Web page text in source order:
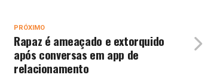
PRÓXIMO
Rapaz é ameaçado e extorquido
após conversas em app de
relacionamento